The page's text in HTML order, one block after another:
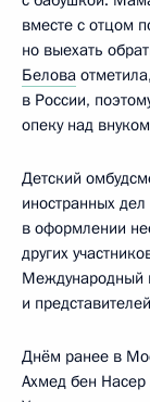
вместе с отцом
но выехать
Белова
в России,
опеку над
Детский
иностранных
в оформлении
других
Международный
и
Днём ранее в
Ахмед бен Насер